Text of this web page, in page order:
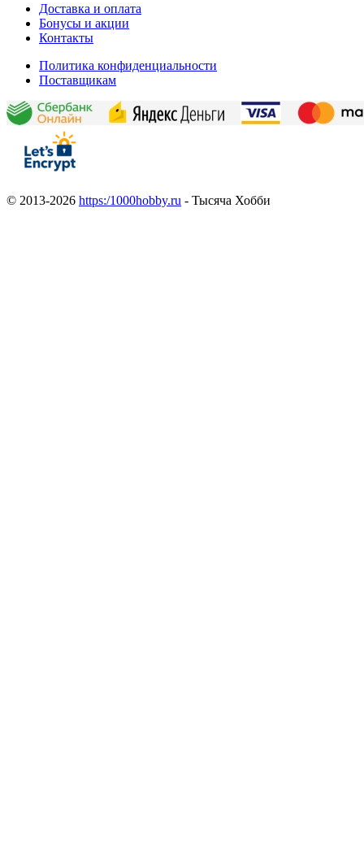
Доставка и оплата
Бонусы и акции
Контакты
Политика конфиденциальности
Поставщикам
© 2013-2026 https:/1000hobby.ru - Тысяча Хобби